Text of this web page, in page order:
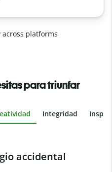
platforms
para triunfar
Integridad